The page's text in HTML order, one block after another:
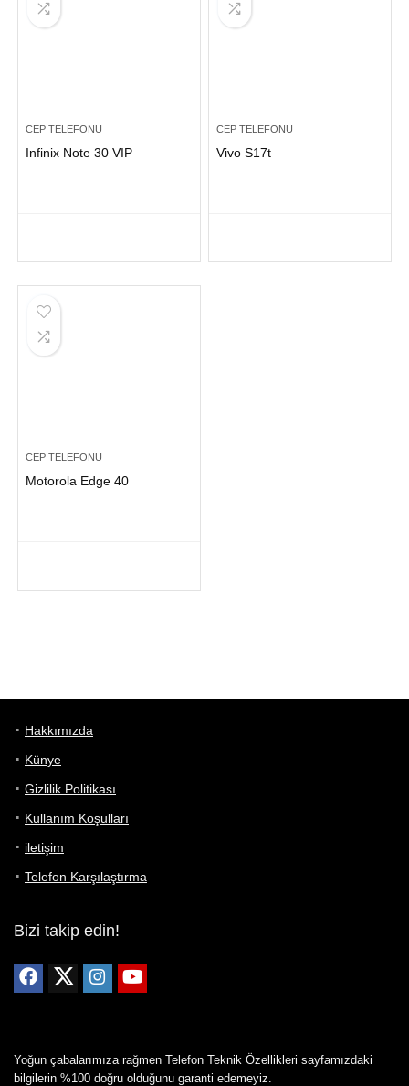
CEP TELEFONU
Infinix Note 30 VIP
CEP TELEFONU
Vivo S17t
CEP TELEFONU
Motorola Edge 40
Hakkımızda
Künye
Gizlilik Politikası
Kullanım Koşulları
iletişim
Telefon Karşılaştırma
Bizi takip edin!
Yoğun çabalarımıza rağmen Telefon Teknik Özellikleri sayfamızdaki
bilgilerin %100 doğru olduğunu garanti edemeyiz.